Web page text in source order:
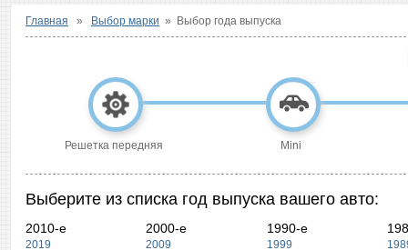
Главная » Выбор марки » Выбор года выпуска
Решетка передняя Mini
Выберите из списка год выпуска вашего авто:
2010-е
2019
2000-е
2009
1990-е
1999